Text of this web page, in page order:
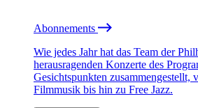
Abonnements
Wie jedes Jahr hat das Team der
herausragenden Konzerte des
Gesichtspunkten zusammengestellt,
Filmmusik bis hin zu Free Jazz.